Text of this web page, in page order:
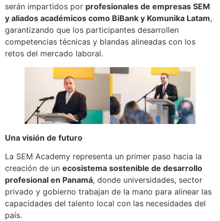
serán impartidos por profesionales de empresas SEM
y aliados académicos como BiBank y Komunika Latam,
garantizando que los participantes desarrollen
competencias técnicas y blandas alineadas con los
retos del mercado laboral.
Una visión de futuro
La SEM Academy representa un primer paso hacia la
creación de un ecosistema sostenible de desarrollo
profesional en Panamá, donde universidades, sector
privado y gobierno trabajan de la mano para alinear las
capacidades del talento local con las necesidades del
país.